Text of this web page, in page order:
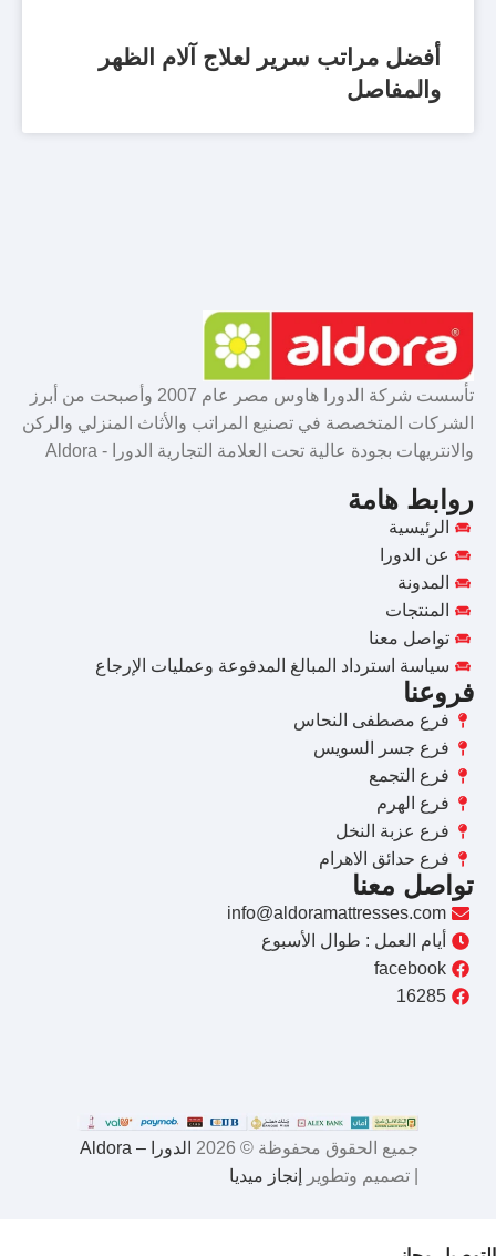
أفضل مراتب سرير لعلاج آلام الظهر
والمفاصل
تأسست شركة الدورا هاوس مصر عام 2007 وأصبحت من أبرز
الشركات المتخصصة في تصنيع المراتب والأثاث المنزلي والركن
والانتريهات بجودة عالية تحت العلامة التجارية الدورا - Aldora
روابط هامة
الرئيسية
عن الدورا
المدونة
المنتجات
تواصل معنا
سياسة استرداد المبالغ المدفوعة وعمليات الإرجاع
فروعنا
فرع مصطفى النحاس
فرع جسر السويس
فرع التجمع
فرع الهرم
فرع عزبة النخل
فرع حدائق الاهرام
تواصل معنا
info@aldoramattresses.com
أيام العمل : طوال الأسبوع
facebook
16285
جميع الحقوق محفوظة © 2026
الدورا – Aldora
| تصميم وتطوير
إنجاز ميديا